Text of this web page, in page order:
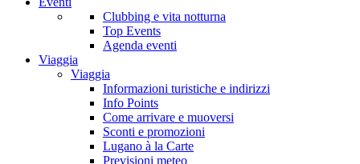
Clubbing e vita notturna
Top Events
Agenda eventi
Viaggia
Viaggia
Informazioni turistiche e indirizzi
Info Points
Come arrivare e muoversi
Sconti e promozioni
Lugano à la Carte
Previsioni meteo